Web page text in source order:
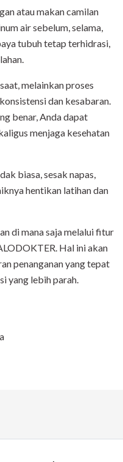
atau makan camilan
air sebelum, selama,
tubuh tetap terhidrasi,
melainkan proses
dan kesabaran.
benar, Anda dapat
menjaga kesehatan
biasa, sesak napas,
hentikan latihan dan
di mana saja melalui fitur
Hal ini akan
penanganan yang tepat
yang lebih parah.